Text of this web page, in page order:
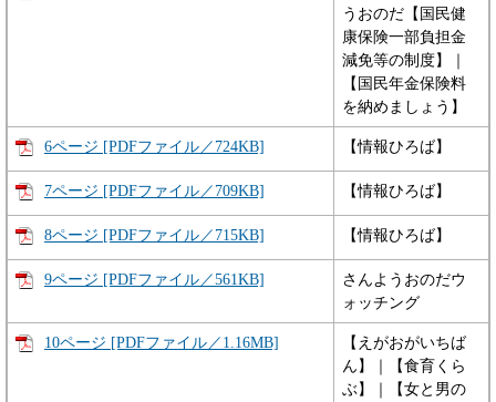
うおのだ【国民健
康保険一部負担金
減免等の制度】｜
【国民年金保険料
を納めましょう】
6ページ [PDFファイル／724KB] 【情報ひろば】
7ページ [PDFファイル／709KB] 【情報ひろば】
8ページ [PDFファイル／715KB] 【情報ひろば】
9ページ [PDFファイル／561KB]
さんようおのだウ
ォッチング
10ページ [PDFファイル／1.16MB]
【えがおがいちば
ん】｜【食育くら
ぶ】｜【女と男の